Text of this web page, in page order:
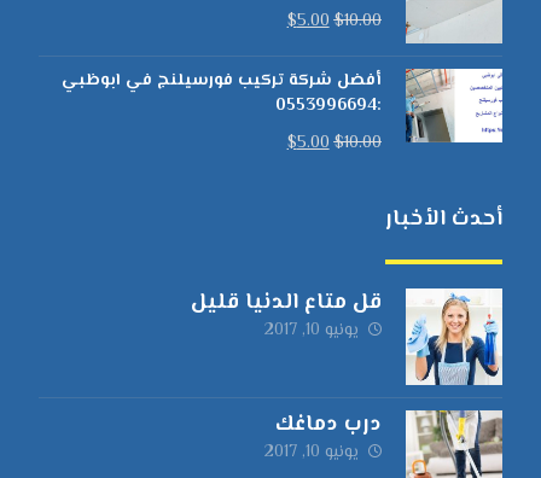
$10.00
$5.00
أفضل شركة تركيب فورسيلنج في ابوظبي
:0553996694
$10.00
$5.00
أحدث الأخبار
قل متاع الدنيا قليل
يونيو 10, 2017
درب دماغك
يونيو 10, 2017